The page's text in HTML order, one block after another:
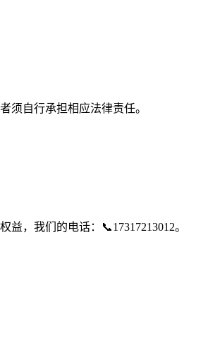
须自行承担相应法律责任。
，我们的电话：📞17317213012。